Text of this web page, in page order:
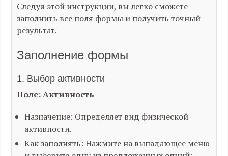
Следуя этой инструкции, вы легко сможете
заполнить все поля формы и получить точный
результат.
Заполнение формы
1. Выбор активности
Поле: Активность
Назначение: Определяет вид физической
активности.
Как заполнять: Нажмите на выпадающее меню